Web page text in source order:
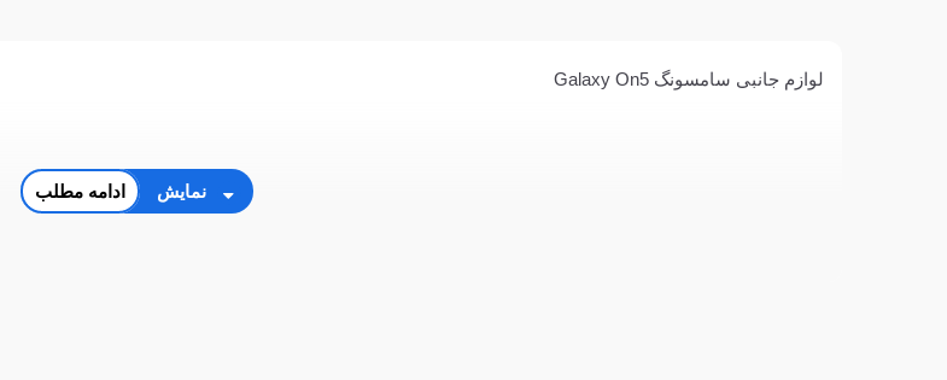
لوازم جانبی سامسونگ Galaxy On5
نمایش ادامه مطلب